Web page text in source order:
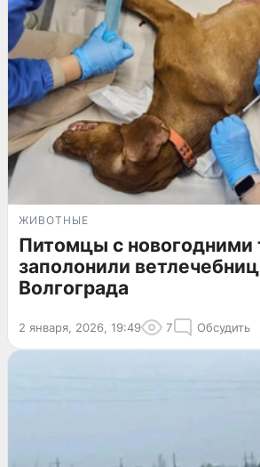
ЖИВОТНЫЕ
Питомцы с новогодними
заполонили
Волгограда
2 января, 2026, 19:49 7 Обсудить